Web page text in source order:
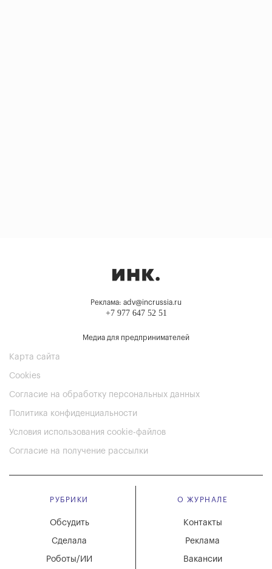
Реклама: adv@incrussia.ru
+7 977 647 52 51
Медиа для предпринимателей
Карта сайта
Cookies
Согласие на обработку персональных данных
Политика конфиденциальности
Условия использования cookie-файлов
Согласие на получение рассылки
РУБРИКИ
Обсудить
Сделала
Роботы/ИИ
О ЖУРНАЛЕ
Вакансии
Реклама
Контакты